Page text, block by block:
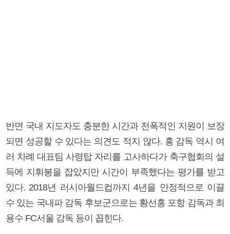
반면 국내 지도자도 충분한 시간과 전폭적인 지원이 보장
되면 성공할 수 있다는 의견도 적지 않다. 홍 감독 역시 여
러 차례 대표팀 사령탑 자리를 고사하다가 축구협회의 설
득에 지휘봉을 잡았지만 시간이 부족했다는 평가를 받고
있다. 2018년 러시아월드컵까지 4년을 안정적으로 이끌
수 있는 국내파 감독 후보군으로는 황선홍 포항 감독과 최
용수 FC서울 감독 등이 꼽힌다.